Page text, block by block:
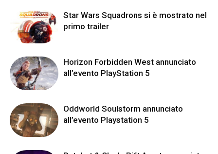
Star Wars Squadrons si è mostrato nel
primo trailer
Horizon Forbidden West annunciato
all’evento PlayStation 5
Oddworld Soulstorm annunciato
all’evento Playstation 5